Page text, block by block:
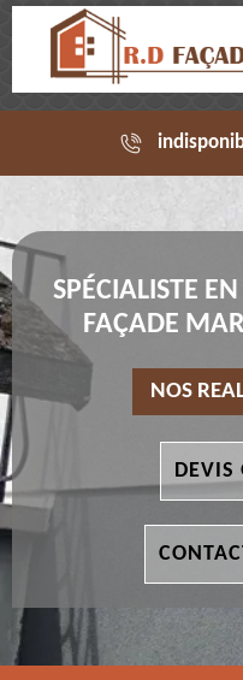
SPÉCIALISTE
FAÇADE
NOS
DEVIS